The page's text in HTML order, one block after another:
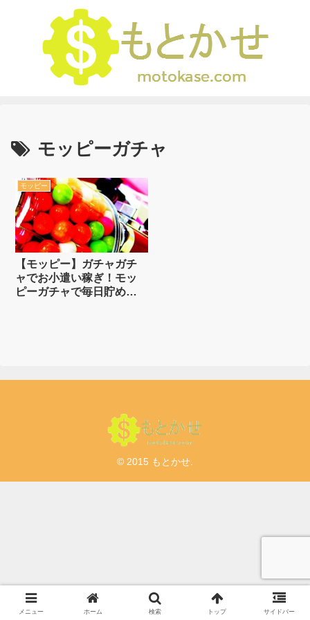
モッピーガチャ
モッピー
【モッピー】ガチャガチ
ャでお小遣い稼ぎ！モッ
ピーガチャで毎日貯めよ
© 2015 もとかせ.
メニュー ホーム 検索 トップ サイドバー